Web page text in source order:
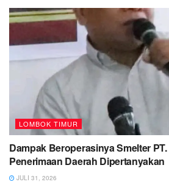
LOMBOK TIMUR
Dampak Beroperasinya Smelter
Penerimaan Daerah Dipertanyakan
JULI 31, 2026